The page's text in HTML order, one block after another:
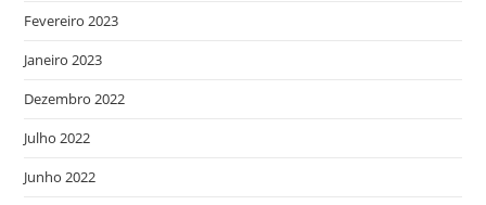
Fevereiro 2023
Janeiro 2023
Dezembro 2022
Julho 2022
Junho 2022